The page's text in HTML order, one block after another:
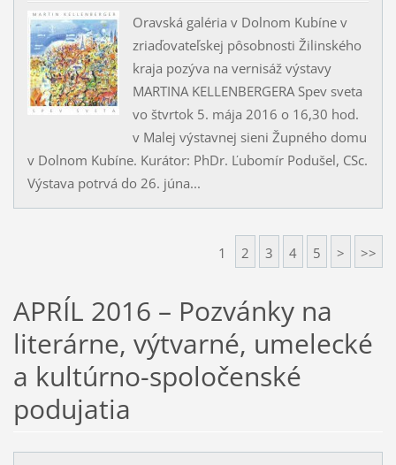
Oravská galéria v Dolnom Kubíne v
zriaďovateľskej pôsobnosti Žilinského
kraja pozýva na vernisáž výstavy
MARTINA KELLENBERGERA Spev sveta
vo štvrtok 5. mája 2016 o 16,30 hod.
v Malej výstavnej sieni Župného domu
v Dolnom Kubíne. Kurátor: PhDr. Ľubomír Podušel, CSc.
Výstava potrvá do 26. júna...
1 2 3 4 5 > >>
APRÍL 2016 – Pozvánky na
literárne, výtvarné, umelecké
a kultúrno-spoločenské
podujatia